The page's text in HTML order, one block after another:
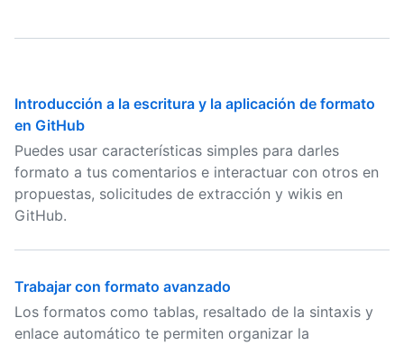
Introducción a la escritura y la aplicación de formato
en GitHub
Puedes usar características simples para darles
formato a tus comentarios e interactuar con otros en
propuestas, solicitudes de extracción y wikis en
GitHub.
Trabajar con formato avanzado
Los formatos como tablas, resaltado de la sintaxis y
enlace automático te permiten organizar la